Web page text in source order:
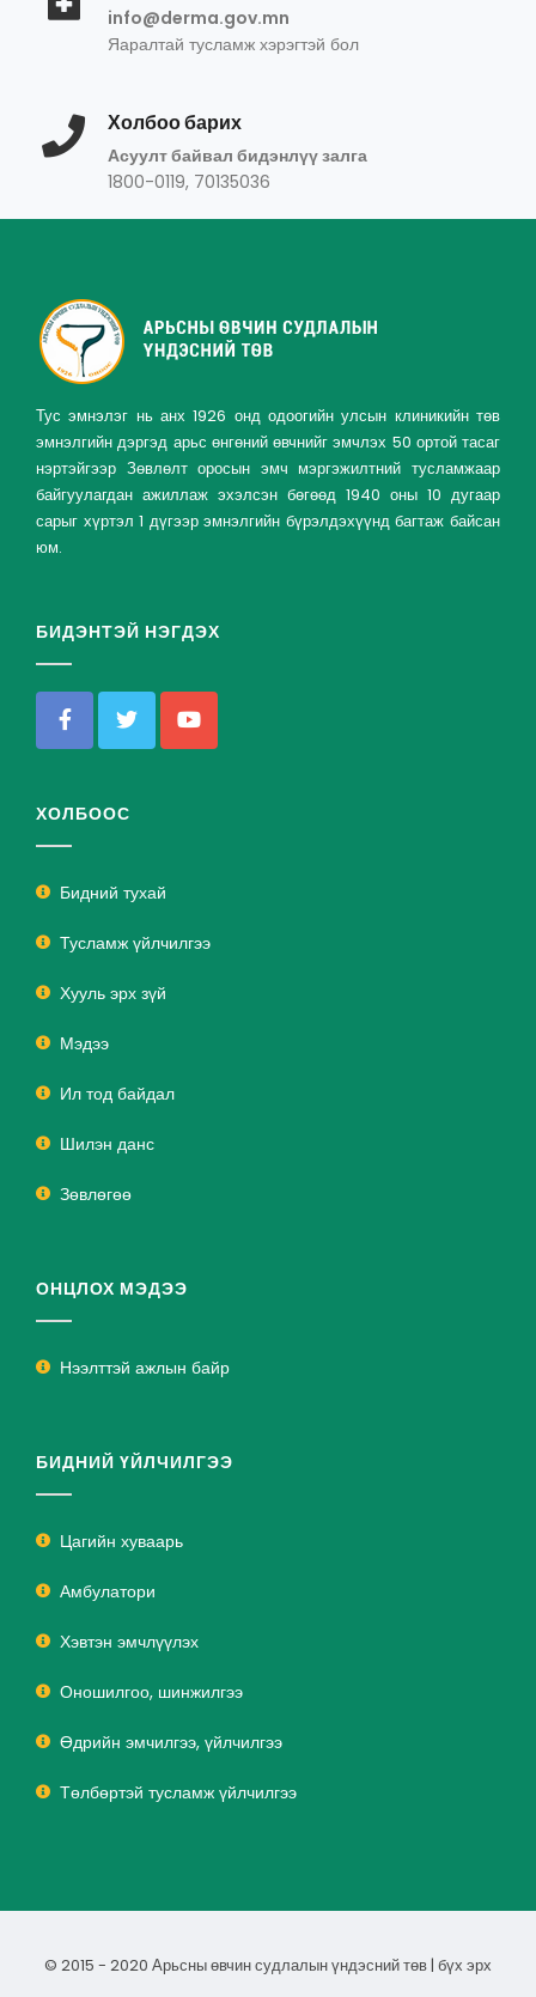
info@derma.gov.mn
Яаралтай тусламж хэрэгтэй бол
Холбоо барих
Асуулт байвал бидэнлүү залга
1800-0119, 70135036
Тус эмнэлэг нь анх 1926 онд одоогийн улсын клиникийн төв
эмнэлгийн дэргэд арьс өнгөний өвчнийг эмчлэх 50 ортой тасаг
нэртэйгээр Зөвлөлт оросын эмч мэргэжилтний тусламжаар
байгуулагдан ажиллаж эхэлсэн бөгөөд 1940 оны 10 дугаар
сарыг хүртэл 1 дүгээр эмнэлгийн бүрэлдэхүүнд багтаж байсан
юм.
БИДЭНТЭЙ НЭГДЭХ
ХОЛБООС
Бидний тухай
Тусламж үйлчилгээ
Хууль эрх зүй
Мэдээ
Ил тод байдал
Шилэн данс
Зөвлөгөө
ОНЦЛОХ МЭДЭЭ
Нээлттэй ажлын байр
БИДНИЙ ҮЙЛЧИЛГЭЭ
Цагийн хуваарь
Амбулатори
Хэвтэн эмчлүүлэх
Оношилгоо, шинжилгээ
Өдрийн эмчилгээ, үйлчилгээ
Төлбөртэй тусламж үйлчилгээ
© 2015 - 2020 Арьсны өвчин судлалын үндэсний төв | бүх эрх